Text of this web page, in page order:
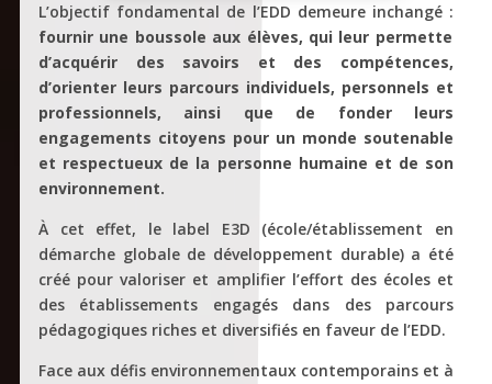
L’objectif fondamental de l’EDD demeure inchangé :
fournir une boussole aux élèves, qui leur permette
d’acquérir des savoirs et des compétences,
d’orienter leurs parcours individuels, personnels et
professionnels, ainsi que de fonder leurs
engagements citoyens pour un monde soutenable
et respectueux de la personne humaine et de son
environnement.
À cet effet, le label E3D (école/établissement en
démarche globale de développement durable) a été
créé pour valoriser et amplifier l’effort des écoles et
des établissements engagés dans des parcours
pédagogiques riches et diversifiés en faveur de l’EDD.
Face aux défis environnementaux contemporains et à